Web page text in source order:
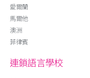
愛爾蘭
馬爾他
澳洲
菲律賓
連鎖語言學校